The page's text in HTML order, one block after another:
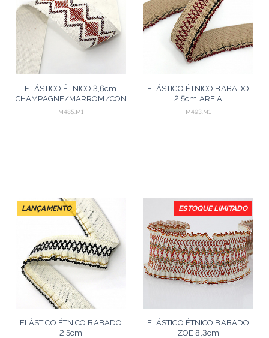
ELÁSTICO ÉTNICO 3,6cm
CHAMPAGNE/MARROM/CONHAQUE
25m
M485.M1
ELÁSTICO ÉTNICO BABADO
2,5cm AREIA
ESCURO/VINHO/PRETO
M493.M1
LANÇAMENTO
ELÁSTICO ÉTNICO BABADO
2,5cm
ESTOQUE LIMITADO
ELÁSTICO ÉTNICO BABADO
ZOE 8,3cm